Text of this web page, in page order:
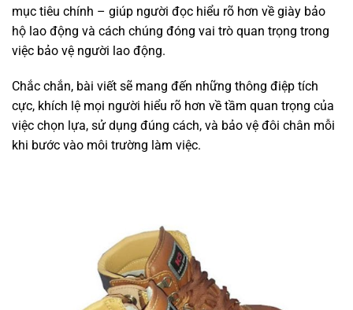
mục tiêu chính – giúp người đọc hiểu rõ hơn về giày bảo
hộ lao động và cách chúng đóng vai trò quan trọng trong
việc bảo vệ người lao động.
Chắc chắn, bài viết sẽ mang đến những thông điệp tích
cực, khích lệ mọi người hiểu rõ hơn về tầm quan trọng của
việc chọn lựa, sử dụng đúng cách, và bảo vệ đôi chân mỗi
khi bước vào môi trường làm việc.